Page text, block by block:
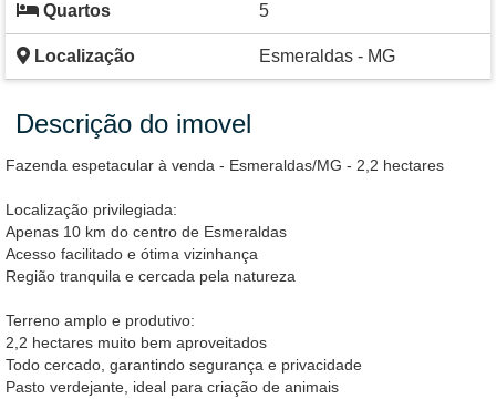
Quartos 5
Localização Esmeraldas - MG
Descrição do imovel
Fazenda espetacular à venda - Esmeraldas/MG - 2,2 hectares
Localização privilegiada:
Apenas 10 km do centro de Esmeraldas
Acesso facilitado e ótima vizinhança
Região tranquila e cercada pela natureza
Terreno amplo e produtivo:
2,2 hectares muito bem aproveitados
Todo cercado, garantindo segurança e privacidade
Pasto verdejante, ideal para criação de animais